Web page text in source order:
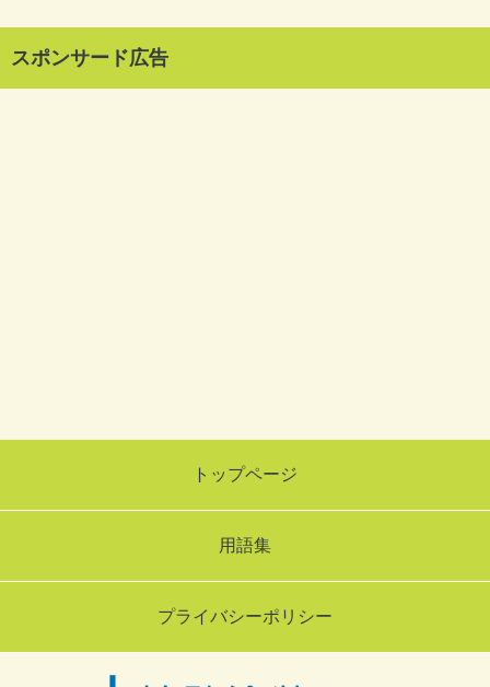
スポンサード広告
トップページ
用語集
プライバシーポリシー